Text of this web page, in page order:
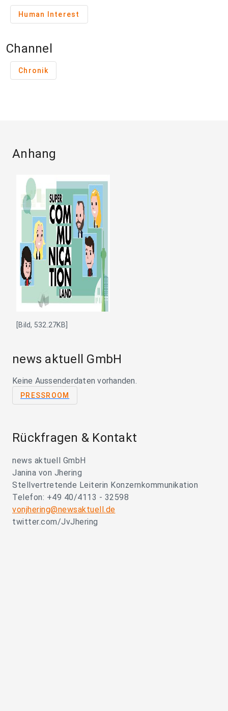
Human Interest
Channel
Chronik
Anhang
[Bild, 532.27KB]
news aktuell GmbH
Keine Aussenderdaten vorhanden.
PRESSROOM
Rückfragen & Kontakt
news aktuell GmbH
Janina von Jhering
Stellvertretende Leiterin Konzernkommunikation
Telefon: +49 40/4113 - 32598
vonjhering@newsaktuell.de
twitter.com/JvJhering